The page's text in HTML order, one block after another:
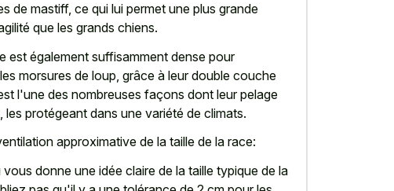
de mastiff, ce qui lui permet une plus grande
que les grands chiens.
est également suffisamment dense pour
morsures de loup, grâce à leur double couche
l'une des nombreuses façons dont leur pelage
les protégeant dans une variété de climats.
approximative de la taille de la race:
vous donne une idée claire de la taille typique de la